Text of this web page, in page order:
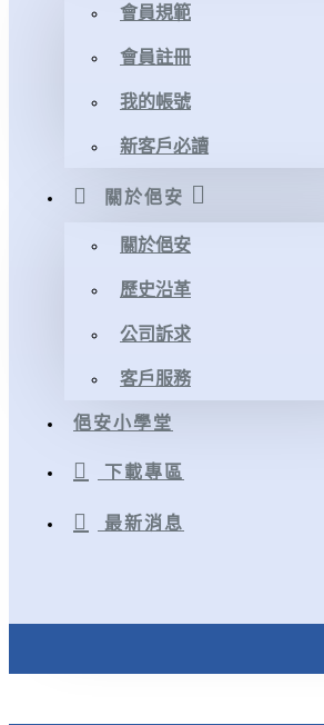
會員規範
會員註冊
我的帳號
新客戶必讀
關於俋安
關於俋安
歷史沿革
公司訴求
客戶服務
俋安小學堂
下載專區
最新消息